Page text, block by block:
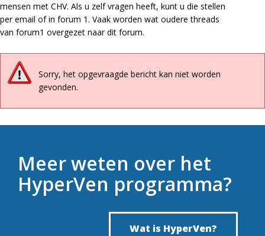
mensen met CHV. Als u zelf vragen heeft, kunt u die stellen
per email of in forum 1. Vaak worden wat oudere threads
van forum1 overgezet naar dit forum.
Sorry, het opgevraagde bericht kan niet worden
gevonden.
Meer weten over het
HyperVen programma?
Wat is HyperVen?